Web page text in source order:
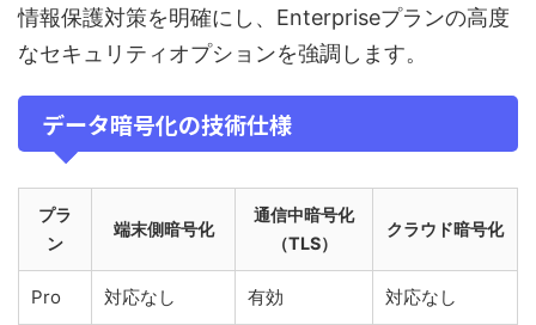
情報保護対策を明確にし、Enterpriseプランの高度
なセキュリティオプションを強調します。
データ暗号化の技術仕様
プラ
ン
端末側暗号化
通信中暗号化
（TLS）
クラウド暗号化
Pro 対応なし 有効 対応なし